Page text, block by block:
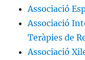
Associació
Associació
Teràpies de
Associació